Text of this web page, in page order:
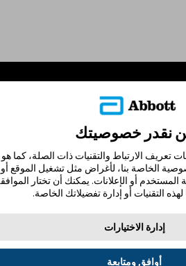
الخصوصية
التجارية ذات الصلة هي علامات لشركة أبوت
التجاري أو المظهر التجاري لأبوت في هذا الموقع
إلا لتحديد منتج أو خدمات الشركة. هذا
نقدر خصوصيتك
الارتباط والتقنيات ذات الصلة، كما هو
الخاصة بنا، لأغراض مثل تشغيل الموقع أو
أو الإعلانات. يمكنك أن تختار الموافقة
التقنيات أو إدارة تفضيلاتك الخاصة.
إدارة الاختيارات
أوافق ومتابعة